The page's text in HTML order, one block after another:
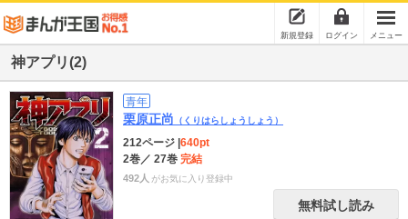
新規登録 ログイン メニュー
神アプリ(2)
青年
栗原正尚 （くりはらしょうしょう）
212ページ 640pt
2巻／ 27巻 完結
492人 がお気に入り登録中
無料試し読み